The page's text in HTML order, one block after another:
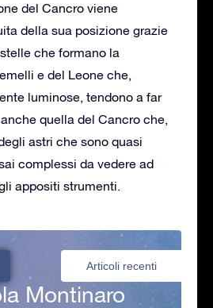
del Cancro viene
della sua posizione grazie
che formano la
e del Leone che,
luminose, tendono a far
quella del Cancro che,
astri che sono quasi
complessi da vedere ad
appositi strumenti.
Articoli recenti
Montinaro